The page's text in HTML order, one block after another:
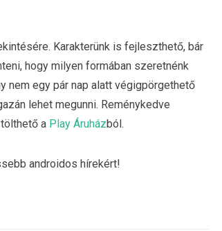
Karakterünk is fejleszthető, bár
hogy milyen formában szeretnénk
nem egy pár nap alatt végigpörgethető
lehet megunni. Reménykedve
a Play Áruházból.
androidos hírekért!